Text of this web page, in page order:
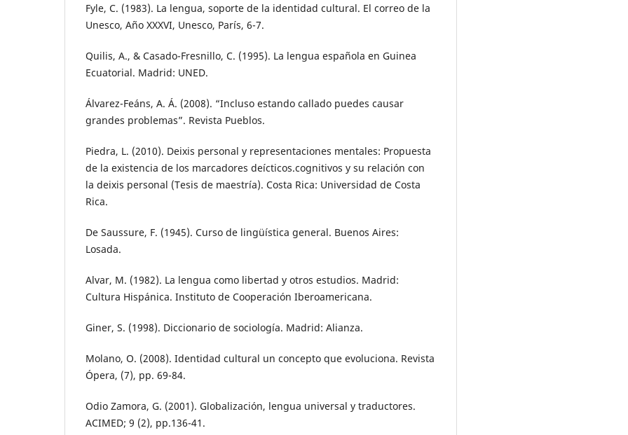
Fyle, C. (1983). La lengua, soporte de la identidad cultural. El correo de la
Unesco, Año XXXVI, Unesco, París, 6-7.
Quilis, A., & Casado-Fresnillo, C. (1995). La lengua española en Guinea
Ecuatorial. Madrid: UNED.
Álvarez-Feáns, A. Á. (2008). “Incluso estando callado puedes causar
grandes problemas”. Revista Pueblos.
Piedra, L. (2010). Deixis personal y representaciones mentales: Propuesta
de la existencia de los marcadores deícticos.cognitivos y su relación con
la deixis personal (Tesis de maestría). Costa Rica: Universidad de Costa
Rica.
De Saussure, F. (1945). Curso de lingüística general. Buenos Aires:
Losada.
Alvar, M. (1982). La lengua como libertad y otros estudios. Madrid:
Cultura Hispánica. Instituto de Cooperación Iberoamericana.
Giner, S. (1998). Diccionario de sociología. Madrid: Alianza.
Molano, O. (2008). Identidad cultural un concepto que evoluciona. Revista
Ópera, (7), pp. 69-84.
Odio Zamora, G. (2001). Globalización, lengua universal y traductores.
ACIMED; 9 (2), pp.136-41.